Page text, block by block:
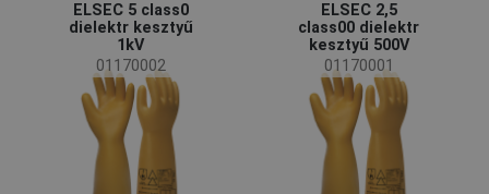
ELSEC 5 class0
dielektr kesztyű
1kV
01170002
ELSEC 2,5
class00 dielektr
kesztyű 500V
01170001